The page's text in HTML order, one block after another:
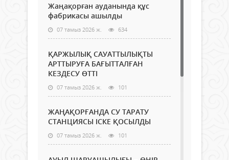
Жаңақорған ауданында құс
фабрикасы ашылды
07 тамыз 2026 ж. 634
ҚАРЖЫЛЫҚ САУАТТЫЛЫҚТЫ
АРТТЫРУҒА БАҒЫТТАЛҒАН
КЕЗДЕСУ ӨТТІ
07 тамыз 2026 ж. 101
ЖАҢАҚОРҒАНДА СУ ТАРАТУ
СТАНЦИЯСЫ ІСКЕ ҚОСЫЛДЫ
07 тамыз 2026 ж. 101